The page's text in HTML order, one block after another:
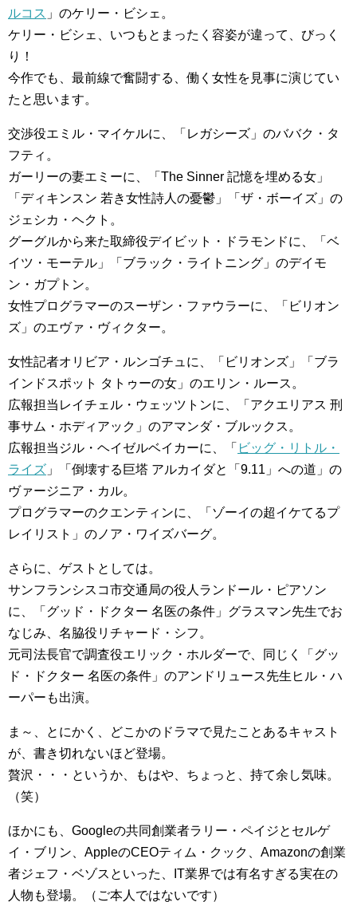
ルコス 」のケリー・ビシェ。
ケリー・ビシェ、いつもとまったく容姿が違って、びっく
り！
今作でも、最前線で奮闘する、働く女性を見事に演じてい
たと思います。
交渉役エミル・マイケルに、「レガシーズ」のババク・タ
フティ。
ガーリーの妻エミーに、「The Sinner 記憶を埋める女」
「ディキンスン 若き女性詩人の憂鬱」「ザ・ボーイズ」の
ジェシカ・ヘクト。
グーグルから来た取締役デイビット・ドラモンドに、「ベ
イツ・モーテル」「ブラック・ライトニング」のデイモ
ン・ガプトン。
女性プログラマーのスーザン・ファウラーに、「ビリオン
ズ」のエヴァ・ヴィクター。
女性記者オリビア・ルンゴチュに、「ビリオンズ」「ブラ
インドスポット タトゥーの女」のエリン・ルース。
広報担当レイチェル・ウェッツトンに、「アクエリアス 刑
事サム・ホディアック」のアマンダ・ブルックス。
広報担当ジル・ヘイゼルベイカーに、「 ビッグ・リトル・
ライズ 」「倒壊する巨塔 アルカイダと「9.11」への道」の
ヴァージニア・カル。
プログラマーのクエンティンに、「ゾーイの超イケてるプ
レイリスト」のノア・ワイズバーグ。
さらに、ゲストとしては。
サンフランシスコ市交通局の役人ランドール・ピアソン
に、「グッド・ドクター 名医の条件」グラスマン先生でお
なじみ、名脇役リチャード・シフ。
元司法長官で調査役エリック・ホルダーで、同じく「グッ
ド・ドクター 名医の条件」のアンドリュース先生ヒル・ハ
ーパーも出演。
ま～、とにかく、どこかのドラマで見たことあるキャスト
が、書き切れないほど登場。
贅沢・・・というか、もはや、ちょっと、持て余し気味。
（笑）
ほかにも、Googleの共同創業者ラリー・ペイジとセルゲ
イ・ブリン、AppleのCEOティム・クック、Amazonの創業
者ジェフ・ベゾスといった、IT業界では有名すぎる実在の
人物も登場。（ご本人ではないです）